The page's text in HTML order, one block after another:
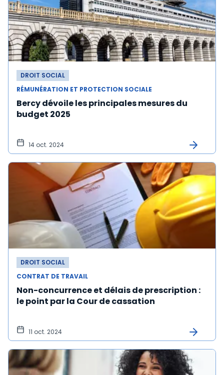
DROIT SOCIAL
RÉMUNÉRATION ET PROTECTION SOCIALE
Bercy dévoile les principales mesures du
budget 2025
14 oct. 2024
DROIT SOCIAL
CONTRAT DE TRAVAIL
Non-concurrence et délais de prescription :
le point par la Cour de cassation
11 oct. 2024